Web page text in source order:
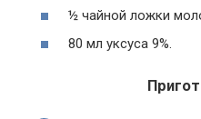
½ чайной ложки
80 мл уксуса 9%.